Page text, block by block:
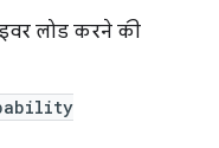
लोड करने की